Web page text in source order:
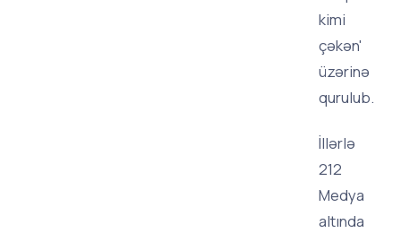
kimi
çəkən'
üzərinə
qurulub.
İllərlə
212
Medya
altında